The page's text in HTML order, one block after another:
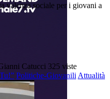
valenza sociale per i giovani a
Catucci 325 viste
Politiche-Giovanili Attualità